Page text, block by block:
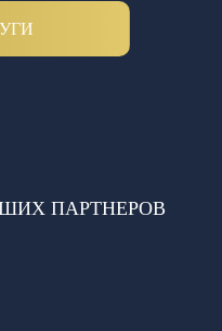
ПАРТНЕРОВ